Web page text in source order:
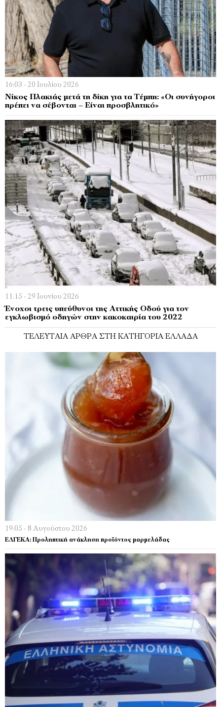
16:03 - 20 Ιουλίου 2026
Νίκος Πλακιάς μετά τη δίκη για τα Τέμπη: «Οι συνήγοροι
πρέπει να σέβονται – Είναι προσβλητικό»
11:15 - 29 Ιουνίου 2026
Ένοχοι τρεις υπεύθυνοι της Αττικής Οδού για τον
εγκλωβισμό οδηγών στην κακοκαιρία του 2022
ΤΕΛΕΥΤΑΊΑ ΆΡΘΡΑ ΣΤΗ ΚΑΤΗΓΟΡΊΑ ΕΛΛΆΔΑ
19:05 - 8 Αυγούστου 2026
ΕΛΓΕΚΑ: Προληπτική ανάκληση προϊόντος μαρμελάδας